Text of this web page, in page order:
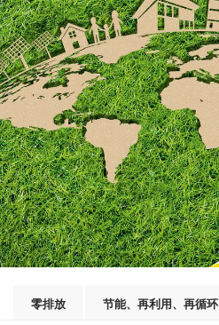
零排放 节能、再利用、再循环